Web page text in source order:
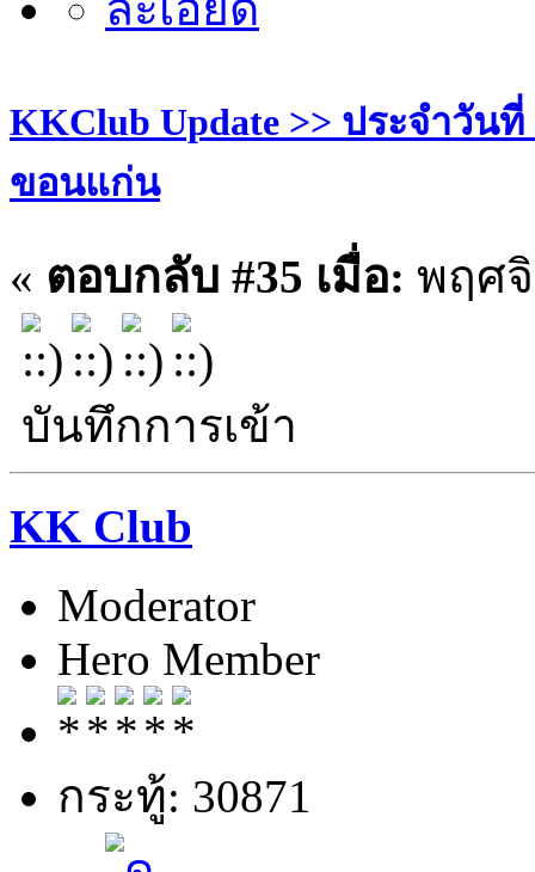
KKClub Update >> ประจำวันที่
ขอนแก่น
« ตอบกลับ #35 เมื่อ: พฤศจิ
บันทึกการเข้า
KK Club
Moderator
Hero Member
กระทู้: 30871